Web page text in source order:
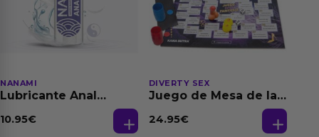
NANAMI
Lubricante Anal
Dilatación Base Agua
10.95€
DIVERTY SEX
Juego de Mesa de las
24.95€